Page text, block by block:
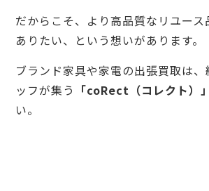
だからこそ、より高品質なリユース
ありたい、という想いがあります。
ブランド家具や家電の出張買取は
ッフが集う 「coRect（コレクト）」
い。